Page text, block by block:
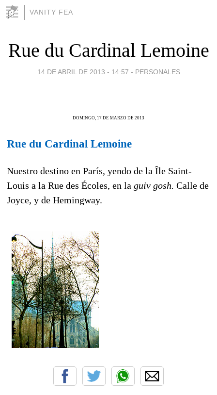
VANITY FEA
Rue du Cardinal Lemoine
14 DE ABRIL DE 2013 - 14:57 - PERSONALES
DOMINGO, 17 DE MARZO DE 2013
Rue du Cardinal Lemoine
Nuestro destino en París, yendo de la Île Saint-
Louis a la Rue des Écoles, en la guiv gosh. Calle de
Joyce, y de Hemingway.